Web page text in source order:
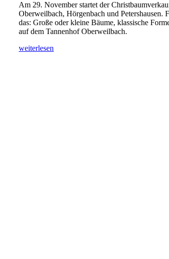
Am 29. November startet der
Oberweilbach, Hörgenbach und Petershausen.
das: Große oder kleine Bäume, klassische
auf dem Tannenhof Oberweilbach.
weiterlesen